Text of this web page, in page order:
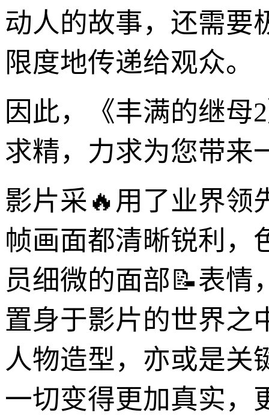
动人的故事，还需要
限度地传递给观众。
因此，《丰满的继母
求精，力求为您带来
影片采🔥用了业界领
帧画面都清晰锐利，
员细微的面部📝表情
置身于影片的世界之
人物造型，亦或是关
一切变得更加真实，